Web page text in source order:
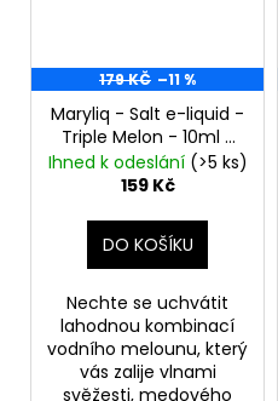
179 KČ –11 %
Maryliq - Salt e-liquid -
Triple Melon - 10ml -
20mg
Ihned k odeslání (>5 ks)
159 Kč
DO KOŠÍKU
Nechte se uchvátit
lahodnou kombinací
vodního melounu, který
vás zalije vlnami
svěžesti, medového